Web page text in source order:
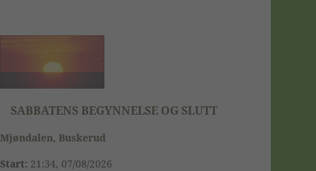
SABBATENS BEGYNNELSE OG SLUTT
Mjøndalen, Buskerud
Start: 21:34, 07/08/2026